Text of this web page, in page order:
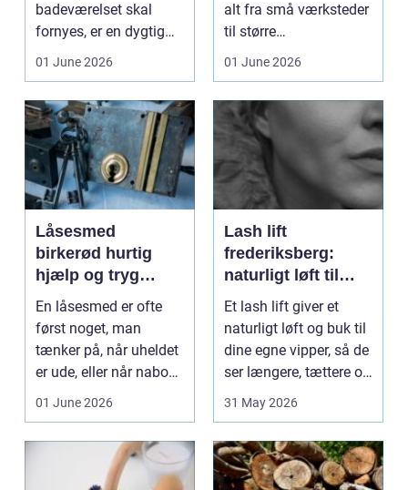
badeværelset skal
fornyes, er en dygtig
VVS-installatør gu...
01 June 2026
alt fra små værksteder
til større
produktionsvirksomhe
01 June 2026
Låsesmed
birkerød hurtig
hjælp og tryg
sikring af hjem og
virksomhed
En låsesmed er ofte
først noget, man
tænker på, når uheldet
er ude, eller når naboen
har haft indbru...
01 June 2026
Lash lift
frederiksberg:
naturligt løft til
dine vipper
Et lash lift giver et
naturligt løft og buk til
dine egne vipper, så de
ser længere, tættere og
mere...
31 May 2026